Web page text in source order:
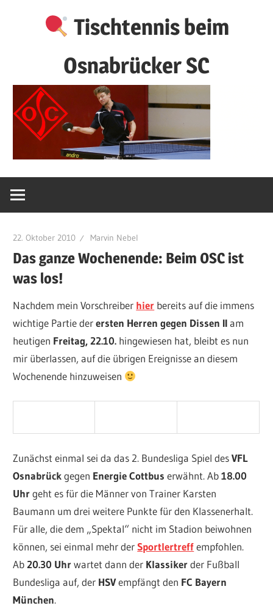
Tischtennis beim
Osnabrücker SC
22. Oktober 2010 Marvin Nebel
Das ganze Wochenende: Beim OSC ist
was los!
Nachdem mein Vorschreiber hier bereits auf die immens
wichtige Partie derersten Herren gegen Dissen IIam
heutigen Freitag, 22.10. hingewiesen hat, bleibt es nun
mir überlassen, auf die übrigen Ereignisse an diesem
Wochenende hinzuweisen
Zunächst einmal sei da das 2. Bundesliga Spiel desVFL
Osnabrückgegen Energie Cottbus erwähnt. Ab18.00
Uhrgeht es für die Männer von Trainer Karsten
Baumann um drei weitere Punkte für den Klassenerhalt.
Für alle, die dem „Spektal“ nicht im Stadion beiwohnen
können, sei einmal mehr derSportlertreffempfohlen.
Ab20.30 Uhrwartet dann der Klassikerder Fußball
Bundesliga auf, der HSVempfängt den FC Bayern
München.